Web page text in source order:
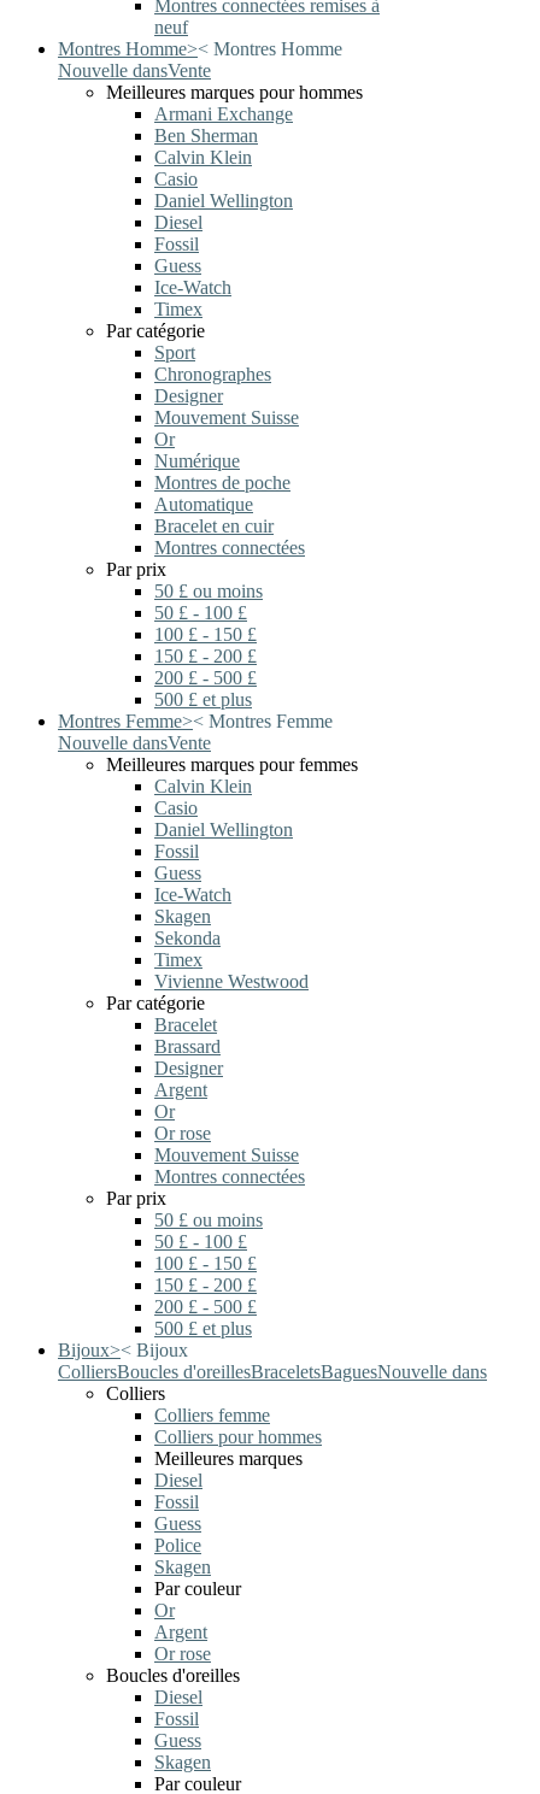
Montres connectées remises à
neuf
Montres Homme>< Montres Homme
Nouvelle dansVente
Meilleures marques pour hommes
Armani Exchange
Ben Sherman
Calvin Klein
Casio
Daniel Wellington
Diesel
Fossil
Guess
Ice-Watch
Timex
Par catégorie
Sport
Chronographes
Designer
Mouvement Suisse
Or
Numérique
Montres de poche
Automatique
Bracelet en cuir
Montres connectées
Par prix
50 £ ou moins
50 £ - 100 £
100 £ - 150 £
150 £ - 200 £
200 £ - 500 £
500 £ et plus
Montres Femme>< Montres Femme
Nouvelle dansVente
Meilleures marques pour femmes
Calvin Klein
Casio
Daniel Wellington
Fossil
Guess
Ice-Watch
Skagen
Sekonda
Timex
Vivienne Westwood
Par catégorie
Bracelet
Brassard
Designer
Argent
Or
Or rose
Mouvement Suisse
Montres connectées
Par prix
50 £ ou moins
50 £ - 100 £
100 £ - 150 £
150 £ - 200 £
200 £ - 500 £
500 £ et plus
Bijoux>< Bijoux
ColliersBoucles d'oreillesBraceletsBaguesNouvelle dans
Colliers
Colliers femme
Colliers pour hommes
Meilleures marques
Diesel
Fossil
Guess
Police
Skagen
Par couleur
Or
Argent
Or rose
Boucles d'oreilles
Diesel
Fossil
Guess
Skagen
Par couleur